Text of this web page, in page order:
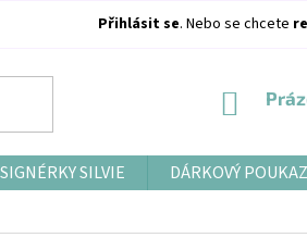
Přihlásit se. Nebo se chcete
SILVIE DÁRKOVÝ POUKAZ